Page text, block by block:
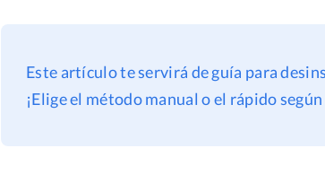
Este artículo te servirá de guía para
¡Elige el método manual o el rápido